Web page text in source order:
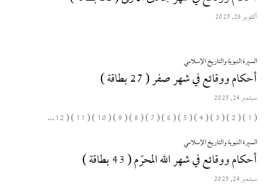
أكتوبر 26, 2025
السيرة النبوية والتاريخ الإسلامي
أحكام ووقائع في شهر صفر ( 27 بطاقة )
سبتمبر 24, 2025
( 1 ) ( 2 ) ( 3 ) ( 4 ) ( 5 ) ( 6 ) ( 7 ) ( 8 ) ( 9 ) ( 10 ) ( 11 ) ( 12...
السيرة النبوية والتاريخ الإسلامي
أحكام ووقائع في شهر الله المحرّم ( 43 بطاقة )
سبتمبر 24, 2025